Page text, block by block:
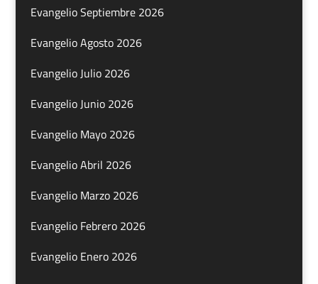
Evangelio Septiembre 2026
Evangelio Agosto 2026
Evangelio Julio 2026
Evangelio Junio 2026
Evangelio Mayo 2026
Evangelio Abril 2026
Evangelio Marzo 2026
Evangelio Febrero 2026
Evangelio Enero 2026